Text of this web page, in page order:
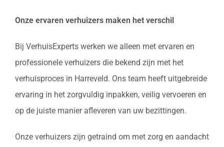
Onze ervaren verhuizers maken het verschil
Bij VerhuisExperts werken we alleen met ervaren en
professionele verhuizers die bekend zijn met het
verhuisproces in Harreveld. Ons team heeft uitgebreide
ervaring in het zorgvuldig inpakken, veilig vervoeren en
op de juiste manier afleveren van uw bezittingen.
Onze verhuizers zijn getraind om met zorg en aandacht